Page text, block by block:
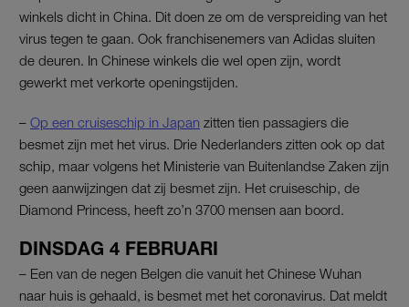
winkels dicht in China. Dit doen ze om de verspreiding van het
virus tegen te gaan. Ook franchisenemers van Adidas sluiten
de deuren. In Chinese winkels die wel open zijn, wordt
gewerkt met verkorte openingstijden.
– Op een cruiseschip in Japan zitten tien passagiers die
besmet zijn met het virus. Drie Nederlanders zitten ook op dat
schip, maar volgens het Ministerie van Buitenlandse Zaken zijn
geen aanwijzingen dat zij besmet zijn. Het cruiseschip, de
Diamond Princess, heeft zo’n 3700 mensen aan boord.
DINSDAG 4 FEBRUARI
– Een van de negen Belgen die vanuit het Chinese Wuhan
naar huis is gehaald, is besmet met het coronavirus. Dat meldt